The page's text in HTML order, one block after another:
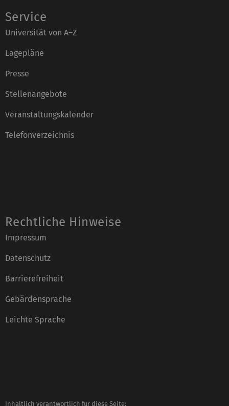
Service
Universität von A–Z
Lagepläne
Presse
Stellenangebote
Veranstaltungskalender
Telefonverzeichnis
Rechtliche Hinweise
Impressum
Datenschutz
Barrierefreiheit
Gebärdensprache
Leichte Sprache
Inhaltlich verantwortlich für diese Seite: